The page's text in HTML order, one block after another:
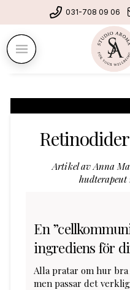
031-708 09 06
Artikel av Anna
hudterapeut
En
ingrediens för
Alla pratar om hur
men passar det